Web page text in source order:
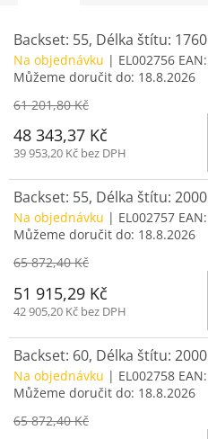
Backset: 55, Délka štítu: 1760
Na objednávku | EL002756 EAN:
Můžeme doručit do: 18.8.2026
61 201,80 Kč
48 343,37 Kč
39 953,20 Kč bez DPH
Backset: 55, Délka štítu: 2000
Na objednávku | EL002757 EAN:
Můžeme doručit do: 18.8.2026
65 872,40 Kč
51 915,29 Kč
42 905,20 Kč bez DPH
Backset: 60, Délka štítu: 2000
Na objednávku | EL002758 EAN:
Můžeme doručit do: 18.8.2026
65 872,40 Kč